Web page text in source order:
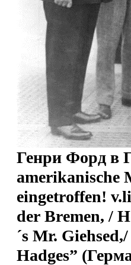
Генри Форд в
amerikanische
eingetroffen!
der Bremen, /
´s Mr.
Hadges”